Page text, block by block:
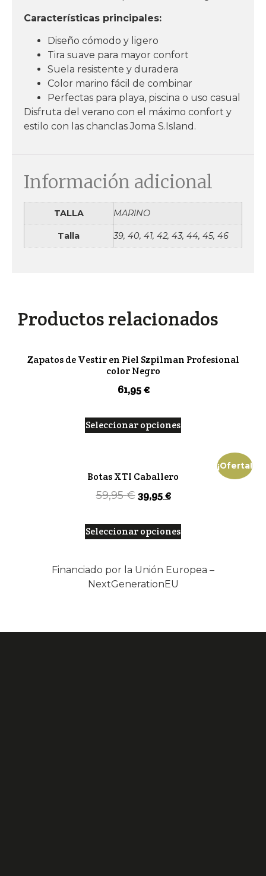
Productos relacionados
Zapatos de Vestir en Piel Szpilman Profesional
color Negro
61,95€
Seleccionar opciones
¡Oferta!
Botas XTI Caballero
59,95€ 39,95€
Seleccionar opciones
Características principales:
Diseño cómodo y ligero
Tira suave para mayor confort
Suela resistente y duradera
Color marino fácil de combinar
Perfectas para playa, piscina o uso casual
Disfruta del verano con el máximo confort y
estilo con las chanclas Joma S.Island.
Información adicional
TALLA MARINO
Talla 39, 40, 41, 42, 43, 44, 45, 46
Financiado por la Unión Europea –
NextGenerationEU